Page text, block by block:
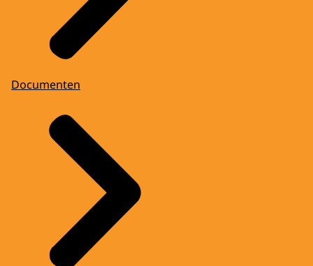
Documenten